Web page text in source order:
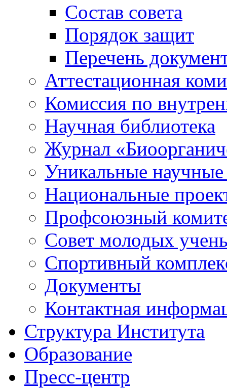
Состав совета
Порядок защит
Перечень
Аттестационная
Комиссия по
Научная библиотека
Журнал
Уникальные научные
Национальные
Профсоюзный
Совет молодых
Спортивный
Документы
Контактная
Структура Института
Образование
Пресс-центр